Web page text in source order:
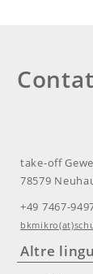
take-off
78579
+49 7467-
Altre